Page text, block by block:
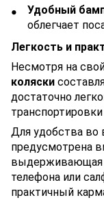
Удобный
облегчает
Легкость и
Несмотря на
коляски
достаточно
Для удобства во
предусмотрена
выдерживающая
телефона или
практичный